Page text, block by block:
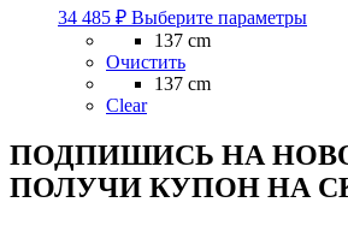
34 485 ₽ Выберите параметрыЭтот
на
137 cm
Очистить
137 cm
Clear
ПОДПИШИСЬ НА
ПОЛУЧИ КУПОН НА